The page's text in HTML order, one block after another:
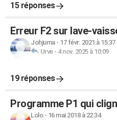
15 réponses
Erreur F2 sur lave-
Johjuma- 17 févr. 2021 à 15:37
Urve- 4 nov. 2025 à 10:09
19 réponses
Programme P1 qui
Lolo- 16 mai 2018 à 22:34